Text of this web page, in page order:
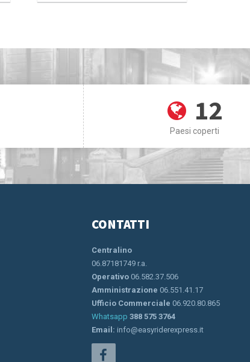
12
Paesi coperti
CONTATTI
Centralino
06.87181749 r.a.
Operativo06.582.37.506
Amministrazione 06.551.41.17
Ufficio Commerciale 06.920.80.865
Whatsapp 388 575 3764
Email: info@easyriderexpress.it